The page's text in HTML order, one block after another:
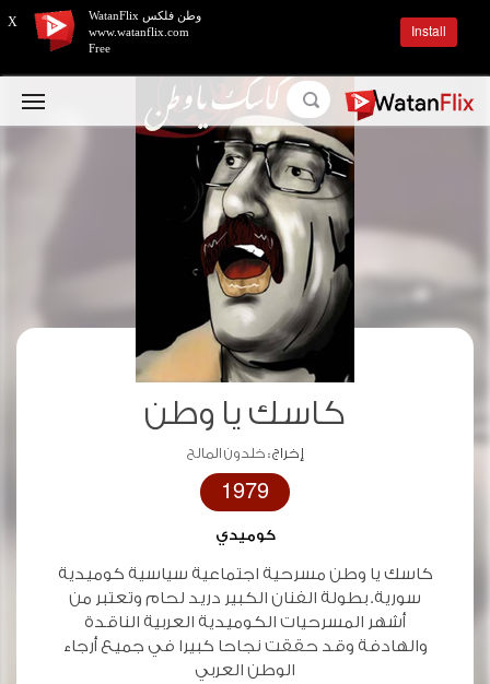
كاسك يا وطن
إخراج :خلدون المالح
1979
كوميدي
كاسك يا وطن مسرحية اجتماعية سياسية كوميدية
سورية. بطولة الفنان الكبير دريد لحام وتعتبر من
أشهر المسرحيات الكوميدية العربية الناقدة
والهادفة وقد حققت نجاحا كبيرا في جميع أرجاء
الوطن العربي
X
وطن فلكس WatanFlix
www.watanflix.com
Free
Install